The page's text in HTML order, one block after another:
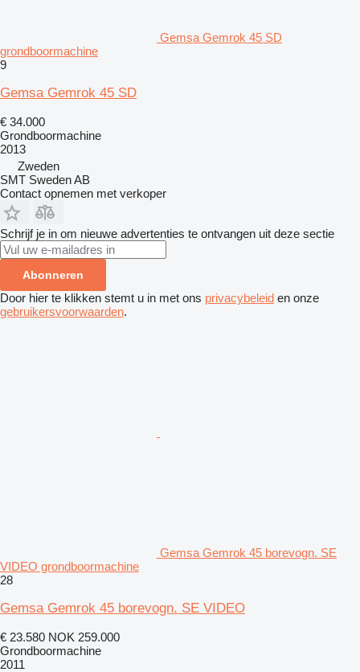
Gemsa Gemrok 45 SD
grondboormachine
9
Gemsa Gemrok 45 SD
€ 34.000
Grondboormachine
2013
Zweden
SMT Sweden AB
Contact opnemen met verkoper
Schrijf je in om nieuwe advertenties te ontvangen uit deze sectie
Abonneren
Door hier te klikken stemt u in met ons privacybeleid en onze
gebruikersvoorwaarden.
Gemsa Gemrok 45 borevogn. SE
VIDEO grondboormachine
28
Gemsa Gemrok 45 borevogn. SE VIDEO
€ 23.580 NOK 259.000
Grondboormachine
2011